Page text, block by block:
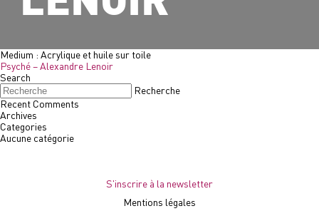
Medium : Acrylique et huile sur toile
Psyché – Alexandre Lenoir
Search
Recherche
Recent Comments
Archives
Categories
Aucune catégorie
S'inscrire à la newsletter
Mentions légales